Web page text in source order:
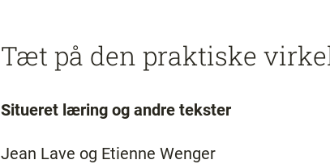
Tæt på den praktiske
Situeret læring og andre tekster
Jean Lave og Etienne Wenger